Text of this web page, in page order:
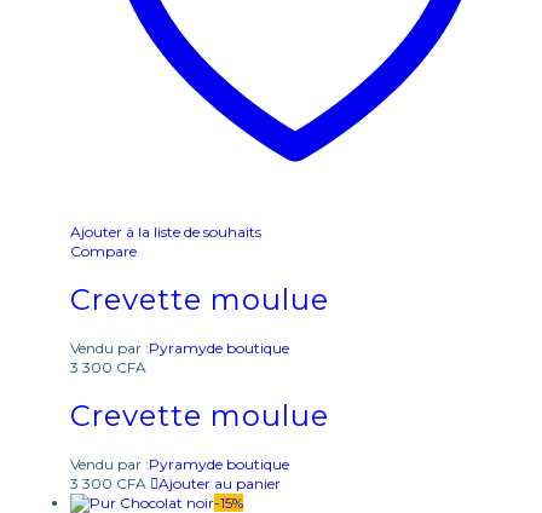
Ajouter à la liste de souhaits
Compare
Crevette moulue
Vendu par :Pyramyde boutique
3 300 CFA
Crevette moulue
Vendu par :Pyramyde boutique
3 300 CFA
Ajouter au panier
-15%